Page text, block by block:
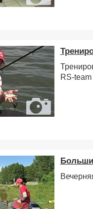
RS-